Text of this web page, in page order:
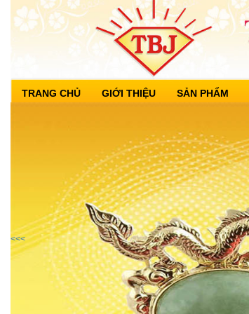
TRANG CHỦ GIỚI THIỆU SẢN PHẨM
<<<